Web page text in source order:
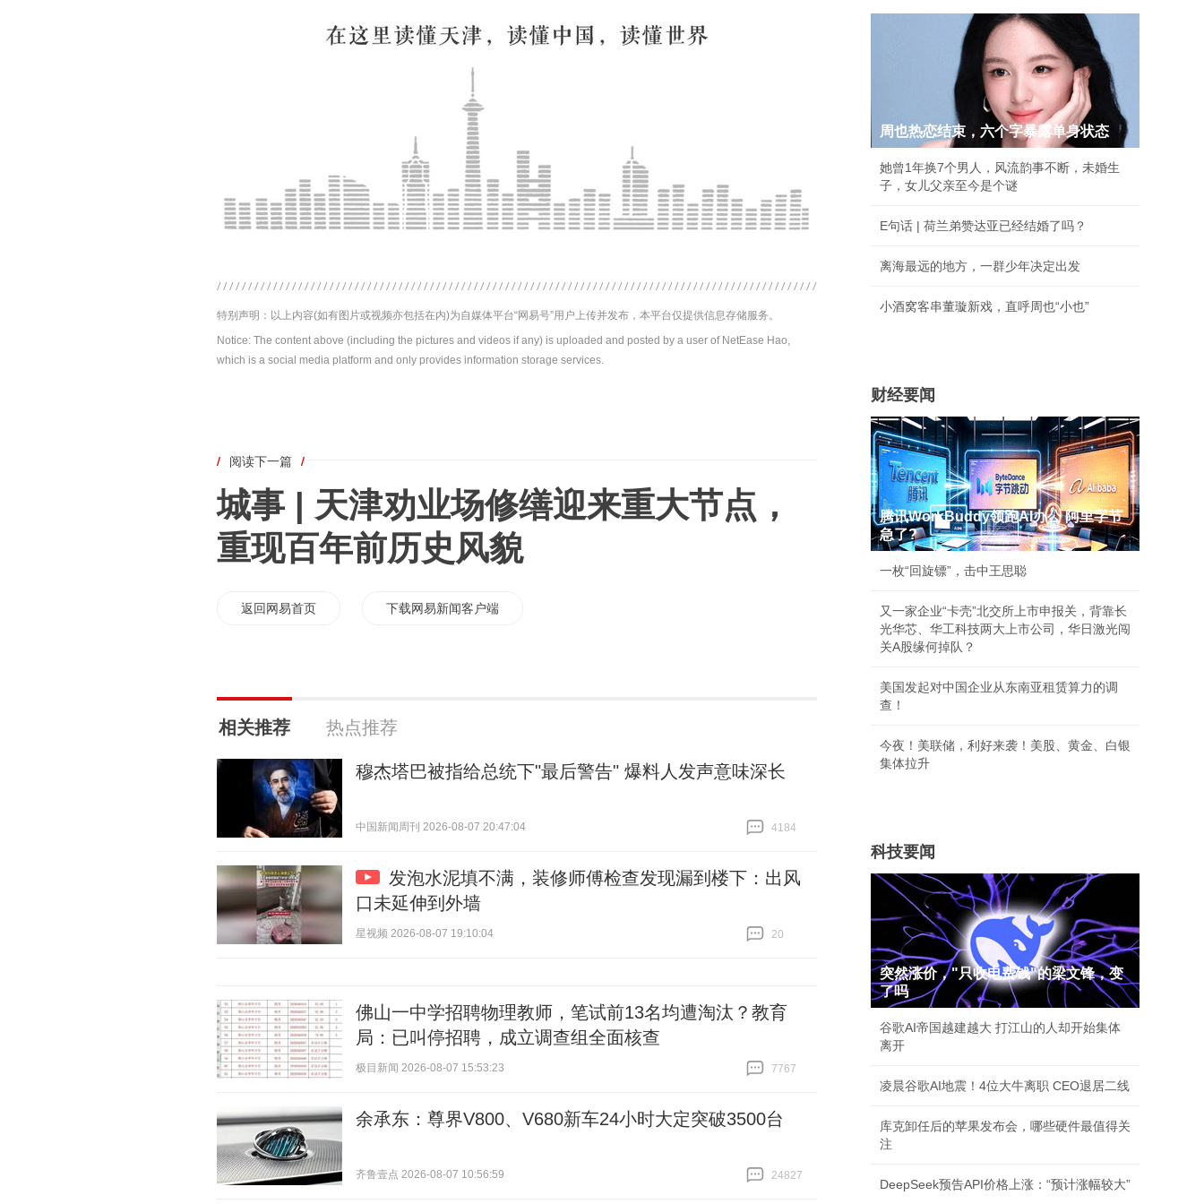
特别声明：以上内容(如有图片或视频亦包括在内)为自媒体平台“网易号”用户上传并发布，本平台仅提供信息存储服务。
Notice: The content above (including the pictures and videos if any) is uploaded and posted by a user of NetEase Hao,
which is a social media platform and only provides information storage services.
/ 阅读下一篇 /
城事 | 天津劝业场修缮迎来重大节点，
重现百年前历史风貌
返回网易首页 下载网易新闻客户端
相关推荐 热点推荐
穆杰塔巴被指给总统下"最后警告" 爆料人发声意味深长
中国新闻周刊 2026-08-07 20:47:04
4184
发泡水泥填不满，装修师傅检查发现漏到楼下：出风
口未延伸到外墙
星视频 2026-08-07 19:10:04
20
佛山一中学招聘物理教师，笔试前13名均遭淘汰？教育
局：已叫停招聘，成立调查组全面核查
极目新闻 2026-08-07 15:53:23
7767
余承东：尊界V800、V680新车24小时大定突破3500台
齐鲁壹点 2026-08-07 10:56:59
24827
周也热恋结束，六个字暴露单身状态
她曾1年换7个男人，风流韵事不断，未婚生
子，女儿父亲至今是个谜
E句话 | 荷兰弟赞达亚已经结婚了吗？
离海最远的地方，一群少年决定出发
小酒窝客串董璇新戏，直呼周也“小也”
财经要闻
腾讯WorkBuddy领跑AI办公 阿里字节
急了?
一枚“回旋镖”，击中王思聪
又一家企业“卡壳”北交所上市申报关，背靠长
光华芯、华工科技两大上市公司，华日激光闯
关A股缘何掉队？
美国发起对中国企业从东南亚租赁算力的调
查！
今夜！美联储，利好来袭！美股、黄金、白银
集体拉升
科技要闻
突然涨价，"只收电费钱"的梁文锋，变
了吗
谷歌AI帝国越建越大 打江山的人却开始集体
离开
凌晨谷歌AI地震！4位大牛离职 CEO退居二线
库克卸任后的苹果发布会，哪些硬件最值得关
注
DeepSeek预告API价格上涨：“预计涨幅较大”